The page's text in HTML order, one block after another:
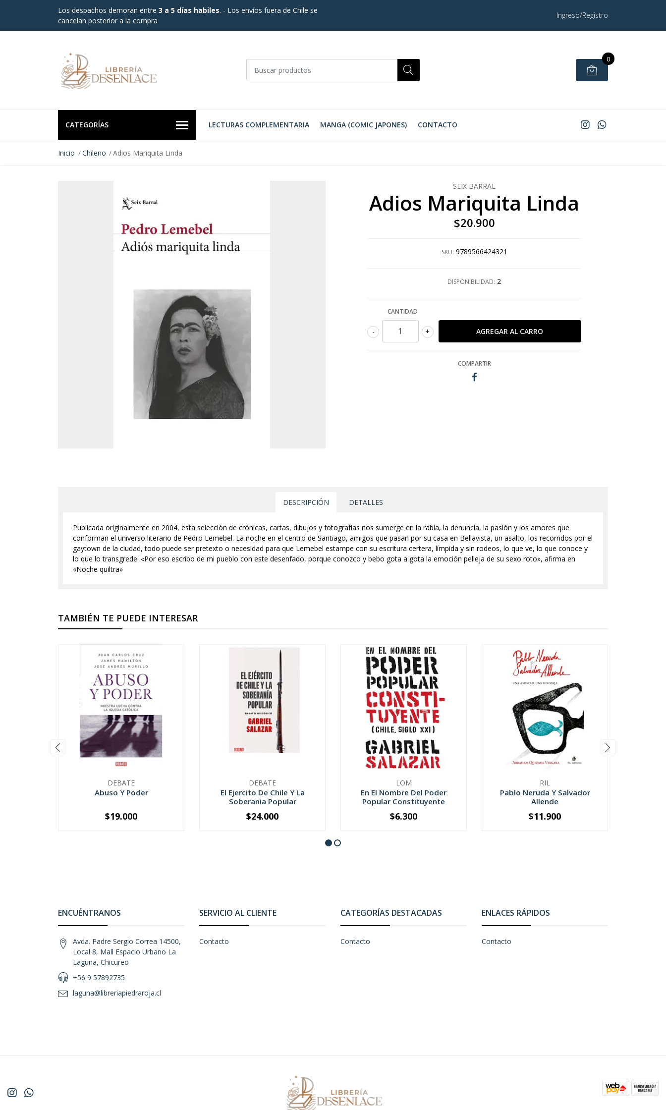
Los despachos demoran entre 3 a 5 días habiles. - Los envíos fuera de Chile se
cancelan posterior a la compra
Ingreso/Registro
0
CATEGORÍAS LECTURAS COMPLEMENTARIA MANGA (COMIC JAPONES) CONTACTO
Inicio Chileno Adios Mariquita Linda
SEIX BARRAL
Adios Mariquita Linda
$20.900
SKU: 9789566424321
DISPONIBILIDAD: 2
CANTIDAD
+
-
COMPARTIR
DESCRIPCIÓN DETALLES
Publicada originalmente en 2004, esta selección de crónicas, cartas, dibujos y fotografías nos sumerge en la rabia, la denuncia, la pasión y los amores que
conforman el universo literario de Pedro Lemebel. La noche en el centro de Santiago, amigos que pasan por su casa en Bellavista, un asalto, los recorridos por el
gaytown de la ciudad, todo puede ser pretexto o necesidad para que Lemebel estampe con su escritura certera, límpida y sin rodeos, lo que ve, lo que conoce y
lo que lo transgrede. «Por eso escribo de mi pueblo con este desenfado, porque conozco y bebo gota a gota la emoción pelleja de su sexo roto», afirma en
«Noche quiltra»
TAMBIÉN TE PUEDE INTERESAR
DEBATE
Abuso Y Poder
+
$19.000
DEBATE
El Ejercito De Chile Y La
Soberania Popular
+
$24.000
LOM
En El Nombre Del Poder
Popular Constituyente
+
$6.300
RIL
Pablo Neruda Y Salvador
Allende
+
$11.900
ENCUÉNTRANOS
Avda. Padre Sergio Correa 14500,
Local 8, Mall Espacio Urbano La
Laguna, Chicureo
+56 9 57892735
laguna@libreriapiedraroja.cl
SERVICIO AL CLIENTE
Contacto
CATEGORÍAS DESTACADAS
Contacto
ENLACES RÁPIDOS
Contacto